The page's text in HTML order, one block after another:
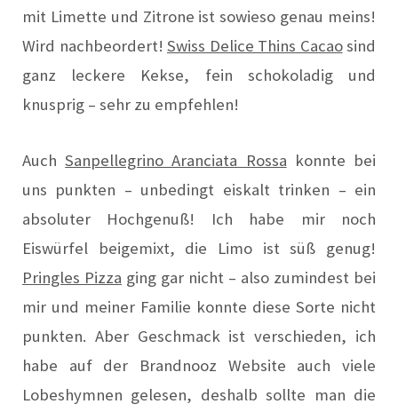
mit Limette und Zitrone ist sowieso genau meins!
Wird nachbeordert! Swiss Delice Thins Cacaosind
ganz leckere Kekse, fein schokoladig und
knusprig – sehr zu empfehlen!
AuchSanpellegrino Aranciata Rossa konnte bei
uns punkten – unbedingt eiskalt trinken – ein
absoluter Hochgenuß! Ich habe mir noch
Eiswürfel beigemixt, die Limo ist süß genug!
Pringles Pizza ging gar nicht – also zumindest bei
mir und meiner Familie konnte diese Sorte nicht
punkten. Aber Geschmack ist verschieden, ich
habe auf der Brandnooz Website auch viele
Lobeshymnen gelesen, deshalb sollte man die